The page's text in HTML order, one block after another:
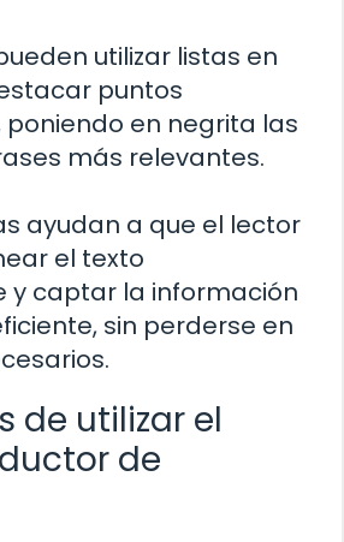
utilizar listas en
puntos
en negrita las
más relevantes.
ayudan a que el lector
el texto
y captar la información
sin perderse en
de utilizar el
de